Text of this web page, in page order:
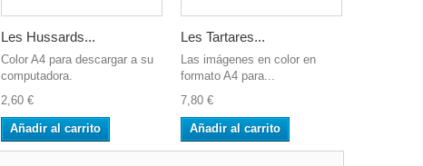
Les Hussards...
Color A4 para descargar a su
computadora.
2,60 €
Añadir al carrito
Les Tartares...
Las imágenes en color en
formato A4 para...
7,80 €
Añadir al carrito